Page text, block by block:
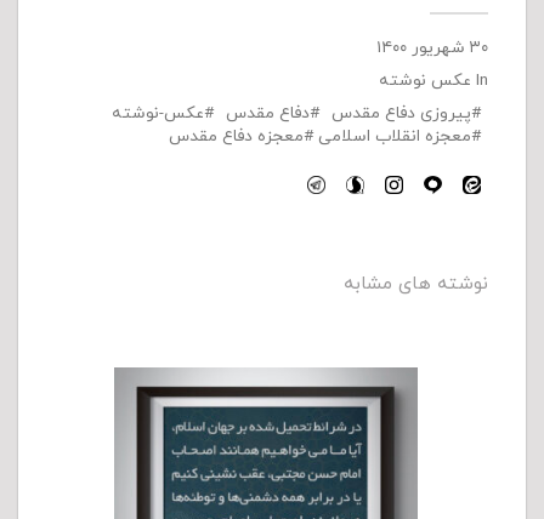
۳۰ شهریور ۱۴۰۰
In عکس نوشته
پیروزی دفاع مقدس
دفاع مقدس
عکس-نوشته
معجزه انقلاب اسلامی
معجزه دفاع مقدس
نوشته های مشابه